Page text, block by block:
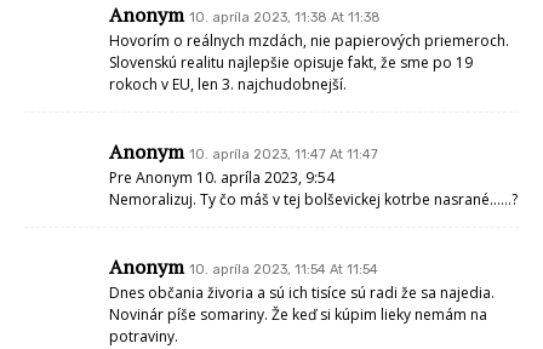
Anonym 10. apríla 2023, 11:38 At 11:38
Hovorím o reálnych mzdách, nie papierových priemeroch.
Slovenskú realitu najlepšie opisuje fakt, že sme po 19
rokoch v EU, len 3. najchudobnejší.
Anonym 10. apríla 2023, 11:47 At 11:47
Pre Anonym 10. apríla 2023, 9:54
Nemoralizuj. Ty čo máš v tej bolševickej kotrbe nasrané……?
Anonym 10. apríla 2023, 11:54 At 11:54
Dnes občania živoria a sú ich tisíce sú radi že sa najedia.
Novinár píše somariny. Že keď si kúpim lieky nemám na
potraviny.